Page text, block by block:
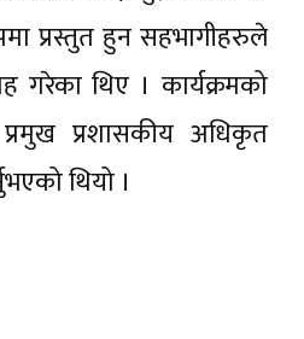
प्रस्तुत हुन सहभागीहरुले
गरेका थिए । कार्यक्रमको
प्रशासकीय अधिकृत
थियो ।